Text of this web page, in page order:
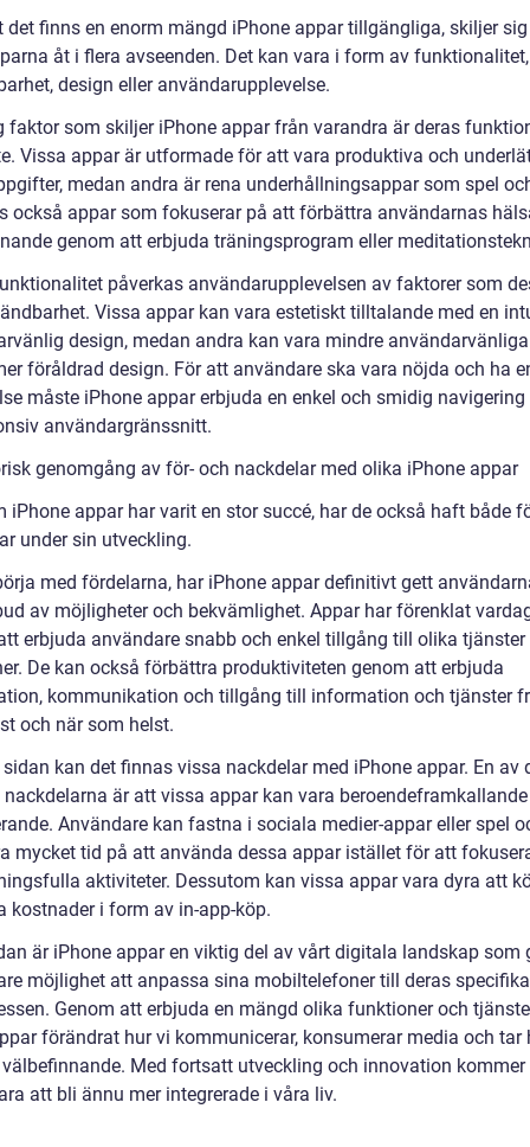
det finns en enorm mängd iPhone appar tillgängliga, skiljer
åt i flera avseenden. Det kan vara i form av funktionalitet,
design eller användarupplevelse.
faktor som skiljer iPhone appar från varandra är deras
Vissa appar är utformade för att vara produktiva och
medan andra är rena underhållningsappar som spel
också appar som fokuserar på att förbättra användarnas
genom att erbjuda träningsprogram eller
påverkas användarupplevelsen av faktorer som
Vissa appar kan vara estetiskt tilltalande med en
design, medan andra kan vara mindre
föråldrad design. För att användare ska vara nöjda och ha
måste iPhone appar erbjuda en enkel och smidig
användargränssnitt.
genomgång av för- och nackdelar med olika iPhone appar
iPhone appar har varit en stor succé, har de också haft både
under sin utveckling.
med fördelarna, har iPhone appar definitivt gett
av möjligheter och bekvämlighet. Appar har förenklat
erbjuda användare snabb och enkel tillgång till olika tjänster
De kan också förbättra produktiviteten genom att erbjuda
kommunikation och tillgång till information och tjänster
och när som helst.
kan det finnas vissa nackdelar med iPhone appar. En av
är att vissa appar kan vara
Användare kan fastna i sociala medier-appar eller spel
mycket tid på att använda dessa appar istället för att
aktiviteter. Dessutom kan vissa appar vara dyra att
kostnader i form av in-app-köp.
är iPhone appar en viktig del av vårt digitala landskap som
möjlighet att anpassa sina mobiltelefoner till deras
Genom att erbjuda en mängd olika funktioner och
förändrat hur vi kommunicerar, konsumerar media och tar
Med fortsatt utveckling och innovation kommer
att bli ännu mer integrerade i våra liv.